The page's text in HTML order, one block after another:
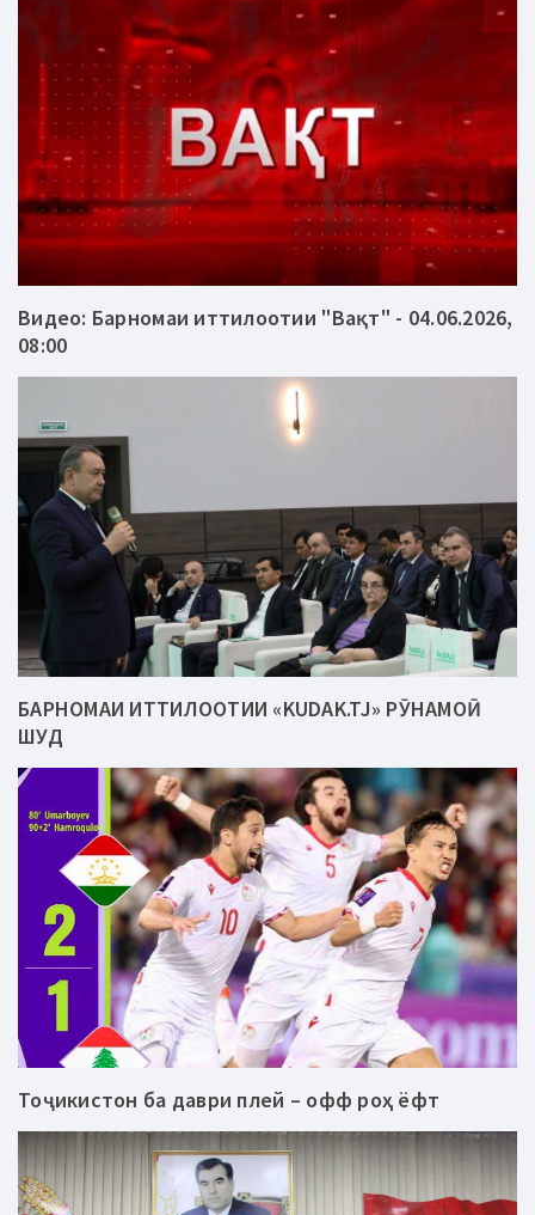
Видео: Барномаи иттилоотии "Вақт" - 04.06.2026,
08:00
БАРНОМАИ ИТТИЛООТИИ «KUDAK.TJ» РӮНАМОӢ
ШУД
Тоҷикистон ба даври плей – офф роҳ ёфт